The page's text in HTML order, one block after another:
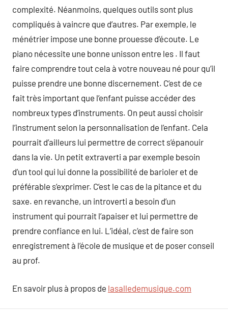
complexité. Néanmoins, quelques outils sont plus
compliqués à vaincre que d’autres. Par exemple, le
ménétrier impose une bonne prouesse d’écoute. Le
piano nécessite une bonne unisson entre les . Il faut
faire comprendre tout cela à votre nouveau né pour qu’il
puisse prendre une bonne discernement. C’est de ce
fait très important que l’enfant puisse accéder des
nombreux types d’instruments. On peut aussi choisir
l’instrument selon la personnalisation de l’enfant. Cela
pourrait d’ailleurs lui permettre de correct s’épanouir
dans la vie. Un petit extraverti a par exemple besoin
d’un tool qui lui donne la possibilité de barioler et de
préférable s’exprimer. C’est le cas de la pitance et du
saxe. en revanche, un introverti a besoin d’un
instrument qui pourrait l’apaiser et lui permettre de
prendre confiance en lui. L’idéal, c’est de faire son
enregistrement à l’école de musique et de poser conseil
au prof.
En savoir plus à propos de lasalledemusique.com